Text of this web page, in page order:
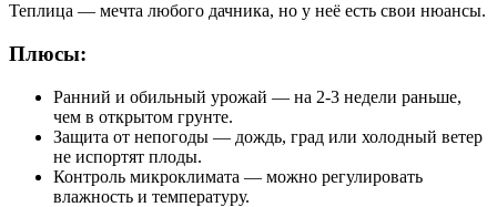
Теплица — мечта любого дачника, но у неё есть свои нюансы.
Плюсы:
Ранний и обильный урожай — на 2-3 недели раньше,
чем в открытом грунте.
Защита от непогоды — дождь, град или холодный ветер
не испортят плоды.
Контроль микроклимата — можно регулировать
влажность и температуру.